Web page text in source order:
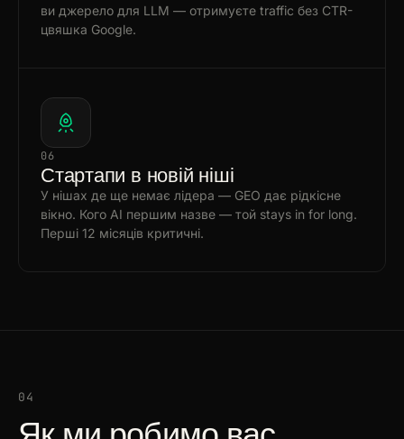
ви джерело для LLM — отримуєте traffic без CTR-
цвяшка Google.
06
Стартапи в новій ніші
У нішах де ще немає лідера — GEO дає рідкісне
вікно. Кого AI першим назве — той stays in for long.
Перші 12 місяців критичні.
04